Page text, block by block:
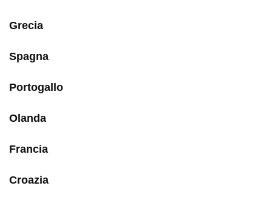
Grecia
Spagna
Portogallo
Olanda
Francia
Croazia